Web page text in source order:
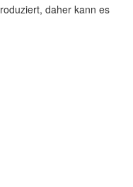
daher kann es